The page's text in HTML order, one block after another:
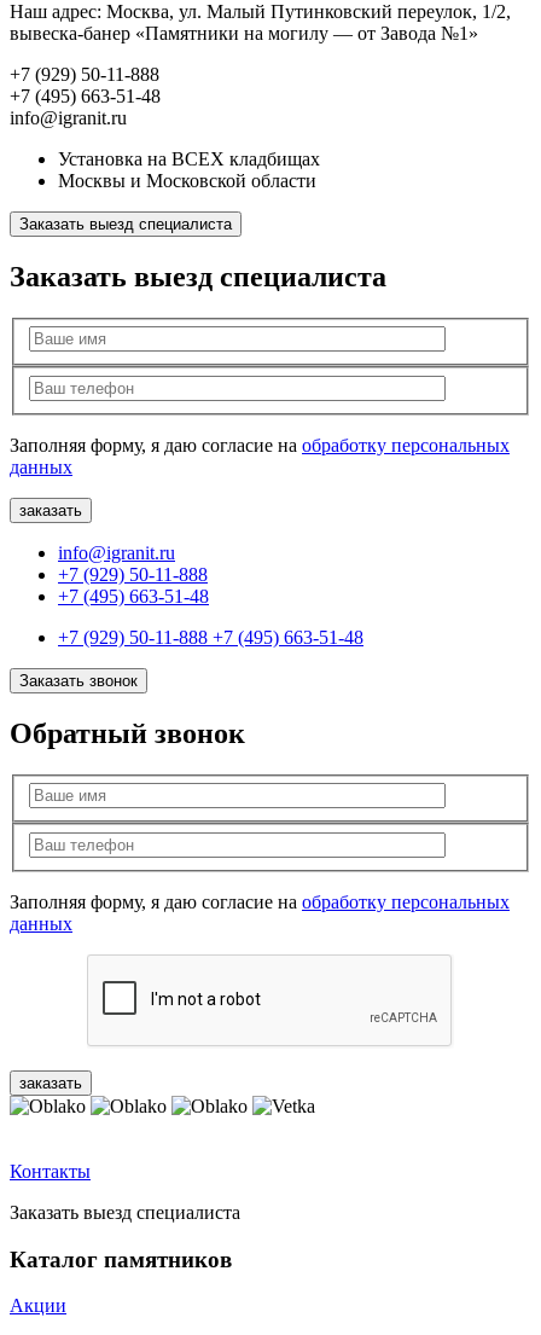
Наш адрес: Москва, ул. Малый Путинковский переулок, 1/2,
вывеска-банер «Памятники на могилу — от Завода №1»
+7 (929) 50-11-888
+7 (495) 663-51-48
info@igranit.ru
Установка на ВСЕХ кладбищах
Москвы и Московской области
Заказать выезд специалиста
Заказать выезд специалиста
Заполняя форму, я даю согласие на обработку персональных
данных
info@igranit.ru
+7 (929) 50-11-888
+7 (495) 663-51-48
+7 (929) 50-11-888 +7 (495) 663-51-48
Заказать звонок
Обратный звонок
Заполняя форму, я даю согласие на обработку персональных
данных
Контакты
Заказать выезд специалиста
Каталог памятников
Акции